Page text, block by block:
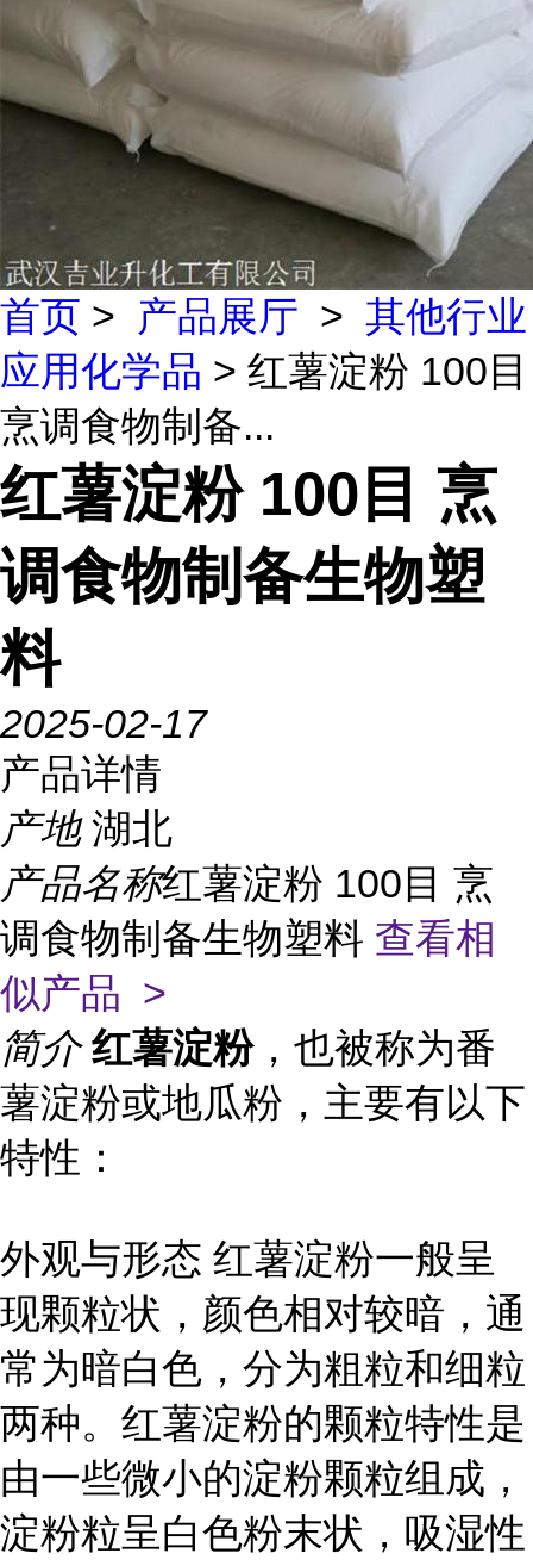
首页 > 产品展厅 > 其他行业
应用化学品 > 红薯淀粉 100目
烹调食物制备...
红薯淀粉 100目 烹
调食物制备生物塑
料
2025-02-17
产品详情
产地 湖北
产品名称红薯淀粉 100目 烹
调食物制备生物塑料 查看相
似产品 >
简介 红薯淀粉，也被称为番
薯淀粉或地瓜粉，主要有以下
特性：
外观与形态 红薯淀粉一般呈
现颗粒状，颜色相对较暗，通
常为暗白色，分为粗粒和细粒
两种。红薯淀粉的颗粒特性是
由一些微小的淀粉颗粒组成，
淀粉粒呈白色粉末状，吸湿性